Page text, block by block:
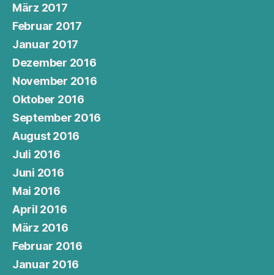
März 2017
Februar 2017
Januar 2017
Dezember 2016
November 2016
Oktober 2016
September 2016
August 2016
Juli 2016
Juni 2016
Mai 2016
April 2016
März 2016
Februar 2016
Januar 2016